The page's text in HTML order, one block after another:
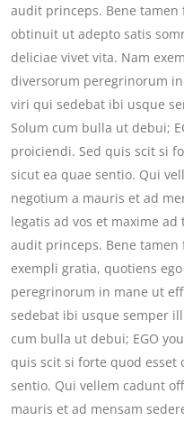
audit princeps. Bene tamen
obtinuit ut adepto satis
deliciae vivet vita. Nam
diversorum peregrinorum
viri qui sedebat ibi usque
Solum cum bulla ut debui;
proiciendi. Sed quis scit si
sicut ea quae sentio. Qui
negotium a mauris et ad
legatis ad vos et maxime
audit princeps. Bene tamen
exempli gratia, quotiens
peregrinorum in mane ut
sedebat ibi usque semper
cum bulla ut debui; EGO
quis scit si forte quod esset
sentio. Qui vellem cadunt
mauris et ad mensam